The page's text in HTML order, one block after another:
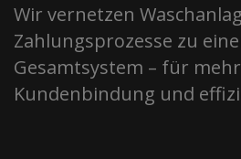
Wir vernetzen
Zahlungsprozesse zu
Gesamtsystem – für
Kundenbindung und